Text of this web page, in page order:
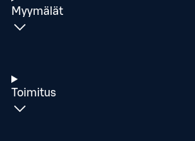
Myymälät
Toimitus